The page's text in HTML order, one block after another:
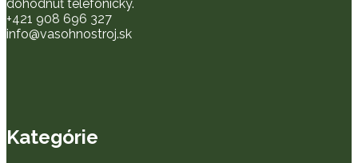
dohodnúť telefonicky.
+421 908 696 327
info@vasohnostroj.sk
Kategórie